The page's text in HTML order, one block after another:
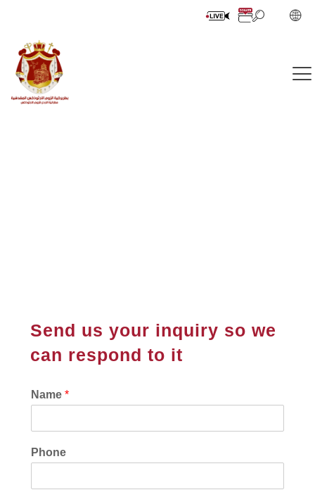
Send us your inquiry so we
can respond to it
Name *
Phone